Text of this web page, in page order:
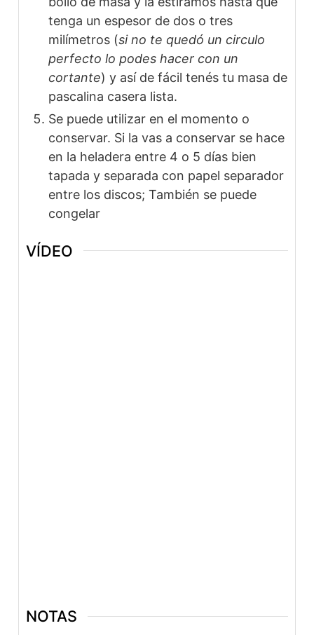
tenga un espesor de dos o tres
milímetros (si no te quedó un circulo
perfecto lo podes hacer con un
cortante) y así de fácil tenés tu masa de
pascalina casera lista.
Se puede utilizar en el momento o
conservar. Si la vas a conservar se hace
en la heladera entre 4 o 5 días bien
tapada y separada con papel separador
entre los discos; También se puede
congelar
VÍDEO
NOTAS